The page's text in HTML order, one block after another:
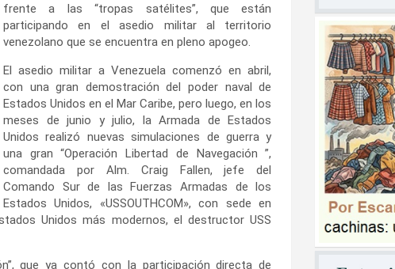
frente a las “tropas satélites”, que están
participando en el asedio militar al territorio
venezolano que se encuentra en pleno apogeo.
El asedio militar a Venezuela comenzó en abril,
con una gran demostración del poder naval de
Estados Unidos en el Mar Caribe, pero luego, en los
meses de junio y julio, la Armada de Estados
Unidos realizó nuevas simulaciones de guerra y
una gran “Operación Libertad de Navegación ”,
comandada por Alm. Craig Fallen, jefe del
Comando Sur de las Fuerzas Armadas de los
Estados Unidos, «USSOUTHCOM», con sede en
Unidos más modernos, el destructor USS
que ya contó con la participación directa de